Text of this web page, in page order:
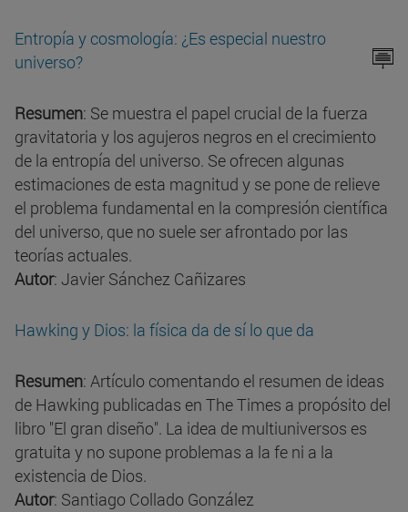
Entropía y cosmología: ¿Es especial nuestro
universo?
Resumen: Se muestra el papel crucial de la fuerza
gravitatoria y los agujeros negros en el crecimiento
de la entropía del universo. Se ofrecen algunas
estimaciones de esta magnitud y se pone de relieve
el problema fundamental en la compresión científica
del universo, que no suele ser afrontado por las
teorías actuales.
Autor: Javier Sánchez Cañizares
Hawking y Dios: la física da de sí lo que da
Resumen: Artículo comentando el resumen de ideas
de Hawking publicadas en The Times a propósito del
libro "El gran diseño". La idea de multiuniversos es
gratuita y no supone problemas a la fe ni a la
existencia de Dios.
Autor: Santiago Collado González